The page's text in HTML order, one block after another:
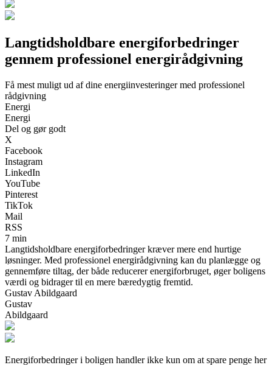
Langtidsholdbare energiforbedringer
gennem professionel energirådgivning
Få mest muligt ud af dine energiinvesteringer med professionel
rådgivning
Energi
Energi
Del og gør godt
X
Facebook
Instagram
LinkedIn
YouTube
Pinterest
TikTok
Mail
RSS
7 min
Langtidsholdbare energiforbedringer kræver mere end hurtige
løsninger. Med professionel energirådgivning kan du planlægge og
gennemføre tiltag, der både reducerer energiforbruget, øger boligens
værdi og bidrager til en mere bæredygtig fremtid.
Gustav Abildgaard
Gustav
Abildgaard
Energiforbedringer i boligen handler ikke kun om at spare penge her